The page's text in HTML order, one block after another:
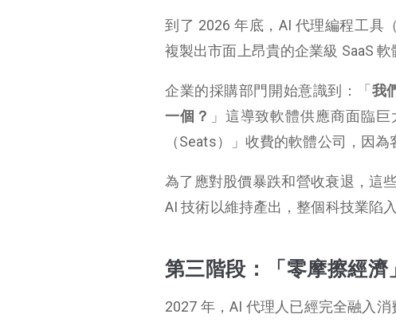
到了 2026 年底，AI 代理編程工具
複製出市面上昂貴的企業級 SaaS 軟
企業的採購部門開始意識到：「我
一個？ 」這導致軟體供應商面臨
（Seats）」收費的軟體公司，因
為了應對股價暴跌和營收衰退，這
AI 技術以維持產出，整個科技業陷
第三階段：「零摩擦經濟
2027 年，AI 代理人已經完全融入